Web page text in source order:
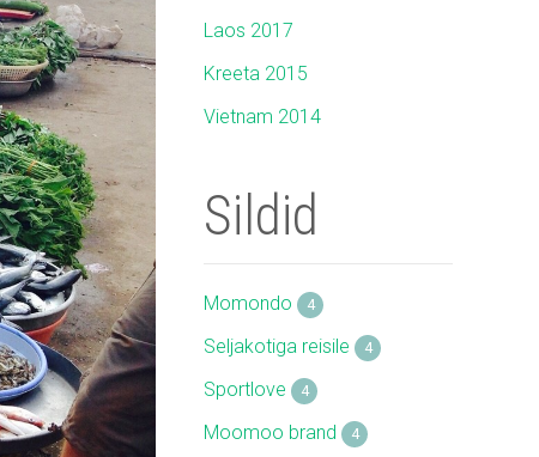
Laos 2017
Kreeta 2015
Vietnam 2014
Sildid
Momondo 4
Seljakotiga reisile 4
Sportlove 4
Moomoo brand 4